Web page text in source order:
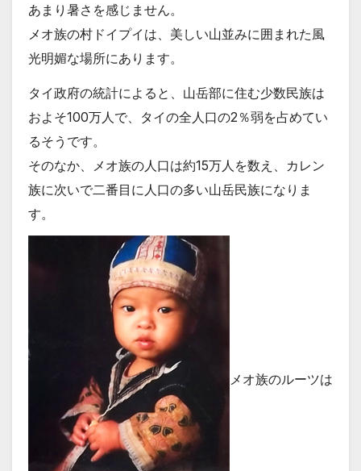
あまり暑さを感じません。
メオ族の村ドイプイは、美しい山並みに囲まれた風
光明媚な場所にあります。
タイ政府の統計によると、山岳部に住む少数民族は
およそ100万人で、タイの全人口の2％弱を占めてい
るそうです。
そのなか、メオ族の人口は約15万人を数え、カレン
族に次いで二番目に人口の多い山岳民族になりま
す。
メオ族のルーツは